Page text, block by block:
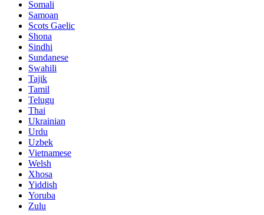
Somali
Samoan
Scots Gaelic
Shona
Sindhi
Sundanese
Swahili
Tajik
Tamil
Telugu
Thai
Ukrainian
Urdu
Uzbek
Vietnamese
Welsh
Xhosa
Yiddish
Yoruba
Zulu